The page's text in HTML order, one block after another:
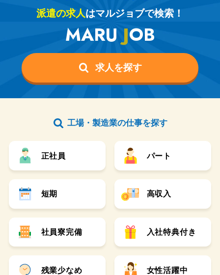
派遣の求人はマルジョブで検索！
MARU JOB
求人を探す
工場・製造業の仕事を探す
正社員 パート
短期 高収入
社員寮完備 入社特典付き
残業少なめ 女性活躍中